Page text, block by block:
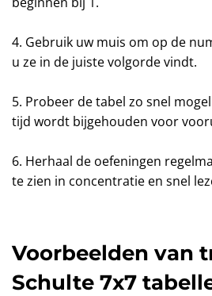
4. Gebruik uw muis om op de
u ze in de juiste volgorde vindt.
5. Probeer de tabel zo snel
tijd wordt bijgehouden voor
6. Herhaal de oefeningen
te zien in concentratie en snel
Voorbeelden van
Schulte 7x7